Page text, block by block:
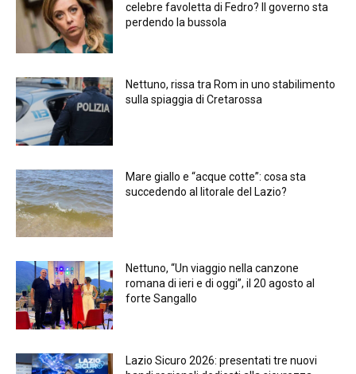
celebre favoletta di Fedro? Il governo sta
perdendo la bussola
Nettuno, rissa tra Rom in uno stabilimento
sulla spiaggia di Cretarossa
Mare giallo e “acque cotte”: cosa sta
succedendo al litorale del Lazio?
Nettuno, “Un viaggio nella canzone
romana di ieri e di oggi”, il 20 agosto al
forte Sangallo
Lazio Sicuro 2026: presentati tre nuovi